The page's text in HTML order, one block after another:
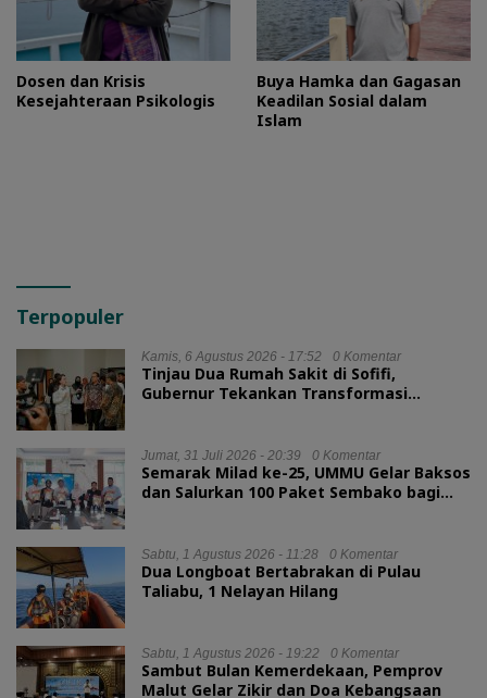
Dosen dan Krisis
Kesejahteraan Psikologis
Buya Hamka dan Gagasan
Keadilan Sosial dalam
Islam
Terpopuler
Kamis, 6 Agustus 2026 - 17:52 0 Komentar
Tinjau Dua Rumah Sakit di Sofifi,
Gubernur Tekankan Transformasi
Jumat, 31 Juli 2026 - 20:39 0 Komentar
Semarak Milad ke-25, UMMU Gelar Baksos
dan Salurkan 100 Paket Sembako bagi
Sabtu, 1 Agustus 2026 - 11:28 0 Komentar
Dua Longboat Bertabrakan di Pulau
Taliabu, 1 Nelayan Hilang
Sabtu, 1 Agustus 2026 - 19:22 0 Komentar
Sambut Bulan Kemerdekaan, Pemprov
Malut Gelar Zikir dan Doa Kebangsaan